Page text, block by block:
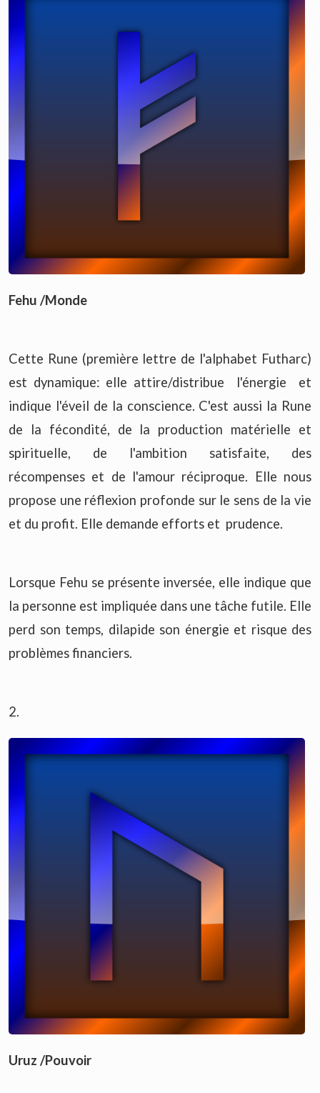
Fehu /Monde
Cette Rune (première lettre de l'alphabet Futharc)
est dynamique: elle attire/distribue l'énergie et
indique l'éveil de la conscience. C'est aussi la Rune
de la fécondité, de la production matérielle et
spirituelle, de l'ambition satisfaite, des
récompenses et de l'amour réciproque. Elle nous
propose une réflexion profonde sur le sens de la vie
et du profit. Elle demande efforts et prudence.
Lorsque Fehu se présente inversée, elle indique que
la personne est impliquée dans une tâche futile. Elle
perd son temps, dilapide son énergie et risque des
problèmes financiers.
2.
Uruz /Pouvoir